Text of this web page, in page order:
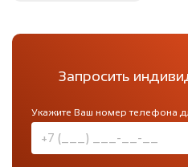
Запросить
Укажите Ваш номер телефона